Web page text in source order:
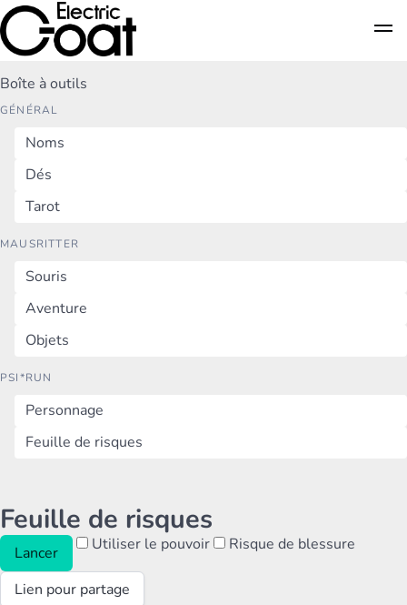
Boîte à outils
GÉNÉRAL
Noms
Dés
Tarot
MAUSRITTER
Souris
Aventure
Objets
PSI*RUN
Personnage
Feuille de risques
Feuille de risques
Lancer Utiliser le pouvoir Risque de blessure
Lien pour partage